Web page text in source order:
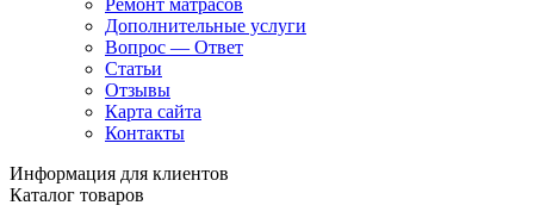
Ремонт матрасов
Дополнительные услуги
Вопрос — Ответ
Статьи
Отзывы
Карта сайта
Контакты
Информация для клиентов
Каталог товаров